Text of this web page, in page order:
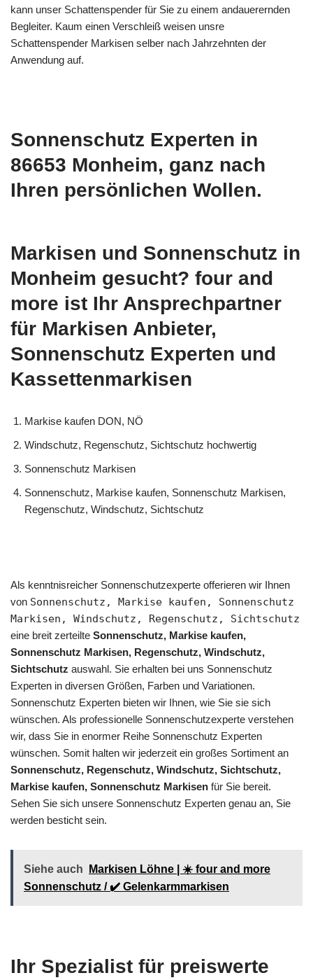
kann unser Schattenspender für Sie zu einem andauerernden
Begleiter. Kaum einen Verschleiß weisen unsre
Schattenspender Markisen selber nach Jahrzehnten der
Anwendung auf.
Sonnenschutz Experten in
86653 Monheim, ganz nach
Ihren persönlichen Wollen.
Markisen und Sonnenschutz in
Monheim gesucht? four and
more ist Ihr Ansprechpartner
für Markisen Anbieter,
Sonnenschutz Experten und
Kassettenmarkisen
Markise kaufen DON, NÖ
Windschutz, Regenschutz, Sichtschutz hochwertig
Sonnenschutz Markisen
Sonnenschutz, Markise kaufen, Sonnenschutz Markisen,
Regenschutz, Windschutz, Sichtschutz
Als kenntnisreicher Sonnenschutzexperte offerieren wir Ihnen
von Sonnenschutz, Markise kaufen, Sonnenschutz
Markisen, Windschutz, Regenschutz, Sichtschutz
eine breit zerteilte Sonnenschutz, Markise kaufen,
Sonnenschutz Markisen, Regenschutz, Windschutz,
Sichtschutz auswahl. Sie erhalten bei uns Sonnenschutz
Experten in diversen Größen, Farben und Variationen.
Sonnenschutz Experten bieten wir Ihnen, wie Sie sie sich
wünschen. Als professionelle Sonnenschutzexperte verstehen
wir, dass Sie in enormer Reihe Sonnenschutz Experten
wünschen. Somit halten wir jederzeit ein großes Sortiment an
Sonnenschutz, Regenschutz, Windschutz, Sichtschutz,
Markise kaufen, Sonnenschutz Markisen für Sie bereit.
Sehen Sie sich unsere Sonnenschutz Experten genau an, Sie
werden besticht sein.
Siehe auch
Markisen Löhne | ☀️ four and more
Sonnenschutz / ✔️ Gelenkarmmarkisen
Ihr Spezialist für preiswerte